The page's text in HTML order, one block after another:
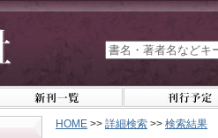
HOME >> 詳細検索 >> 検索結果